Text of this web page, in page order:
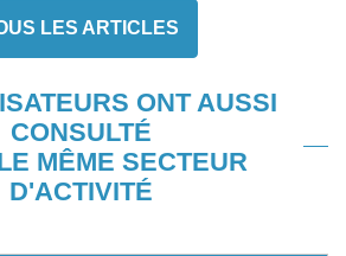
LES ARTICLES
ONT AUSSI
CONSULTÉ
MÊME SECTEUR
D'ACTIVITÉ